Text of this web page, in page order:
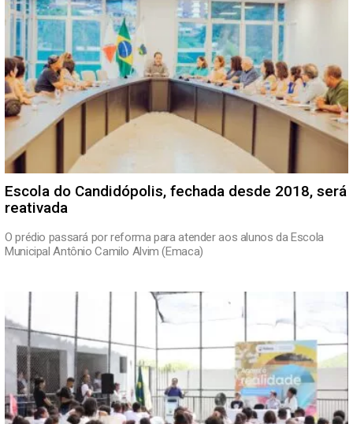
Escola do Candidópolis, fechada desde 2018, será
reativada
O prédio passará por reforma para atender aos alunos da Escola
Municipal Antônio Camilo Alvim (Emaca)